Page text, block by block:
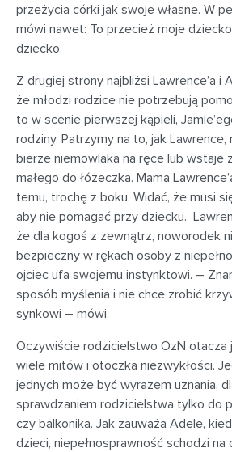
przeżycia córki jak swoje własne. W
mówi nawet: To przecież moje
dziecko.
Z drugiej strony najbliżsi Lawrence’a i
że młodzi rodzice nie potrzebują
to w scenie pierwszej kąpieli,
rodziny. Patrzymy na to, jak Lawrence,
bierze niemowlaka na ręce lub wstaje
małego do łóżeczka. Mama
temu, trochę z boku. Widać, że musi
aby nie pomagać przy dziecku.
że dla kogoś z zewnątrz, noworodek
bezpieczny w rękach osoby z
ojciec ufa swojemu instynktowi. –
sposób myślenia i nie chce zrobić
synkowi – mówi.
Oczywiście rodzicielstwo OzN otacza
wiele mitów i otoczka niezwykłości.
jednych może być wyrazem uznania,
sprawdzaniem rodzicielstwa tylko do
czy balkonika. Jak zauważa Adele,
dzieci, niepełnosprawność schodzi na